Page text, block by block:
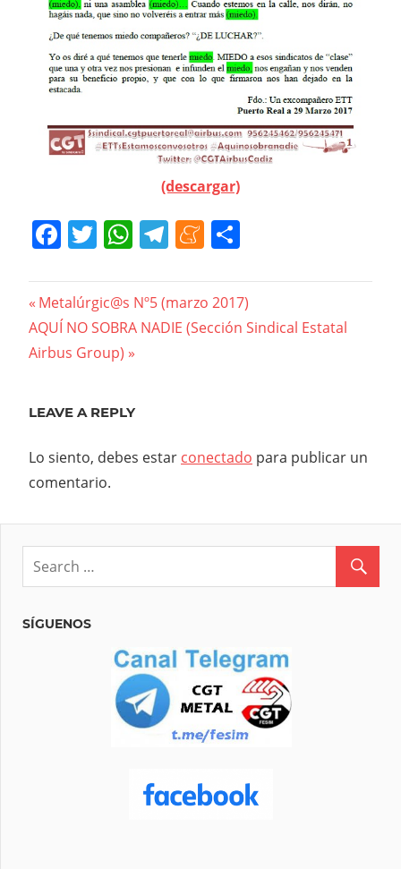
(descargar)
Facebook
Twitter
WhatsApp
Telegram
Meneame
Navegación
de
Previous
Post:
Metalúrgic@s Nº5 (marzo 2017)
Next
Post:
AQUÍ NO SOBRA NADIE (Sección Sindical Estatal
Airbus Group)
LEAVE A REPLY
Lo siento, debes estar conectado para publicar un
comentario.
SÍGUENOS